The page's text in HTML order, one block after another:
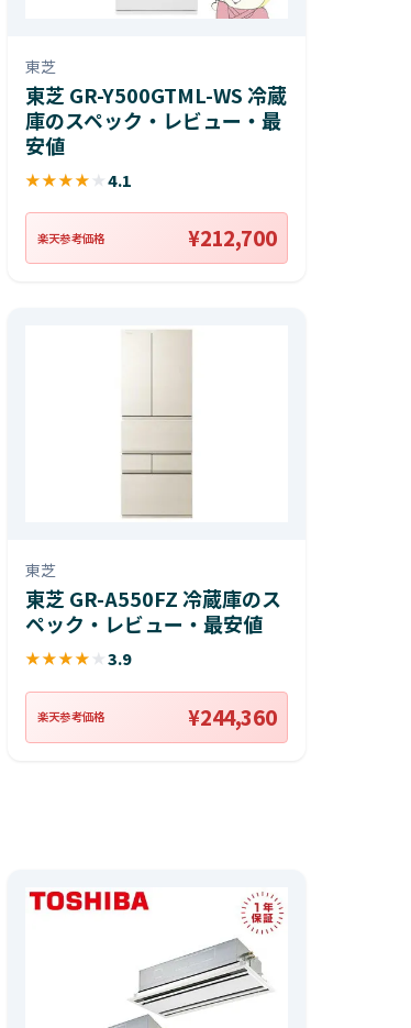
東芝
東芝 GR-Y500GTML-WS 冷蔵
庫のスペック・レビュー・最
安値
★★★★ ★4.1
楽天参考価格 ¥212,700
東芝
東芝 GR-A550FZ 冷蔵庫のス
ペック・レビュー・最安値
★★★★ ★3.9
楽天参考価格 ¥244,360